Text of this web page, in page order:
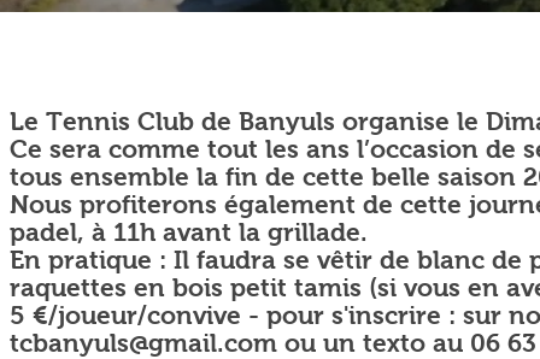
Le Tennis Club de Banyuls organise le
Ce sera comme tout les ans l’occasion
tous ensemble la fin de cette belle saison
Nous profiterons également de cette
padel, à 11h avant la grillade.
En pratique : Il faudra se vêtir de blanc
raquettes en bois petit tamis (si vous en
5 €/joueur/convive - pour s'inscrire : sur
tcbanyuls@gmail.com ou un texto au 06 63